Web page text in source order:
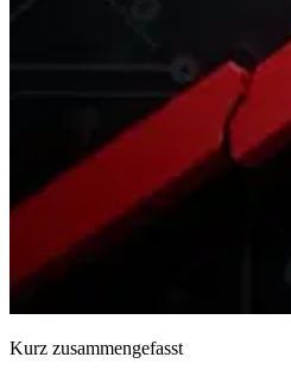
Kurz zusammengefasst